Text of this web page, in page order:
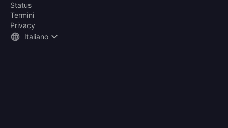
Status
Termini
Privacy
Italiano